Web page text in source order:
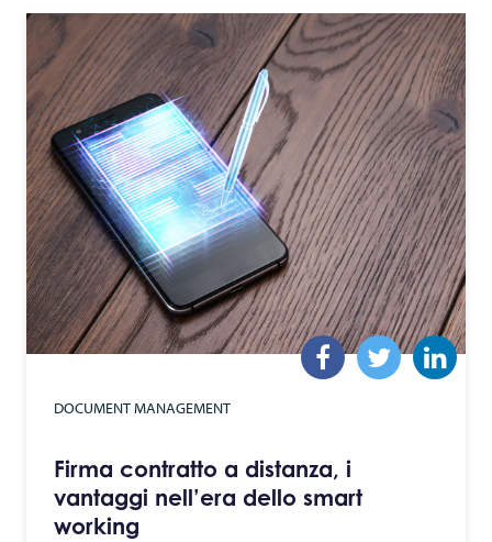
DOCUMENT MANAGEMENT
Firma contratto a distanza, i
vantaggi nell’era dello smart
working